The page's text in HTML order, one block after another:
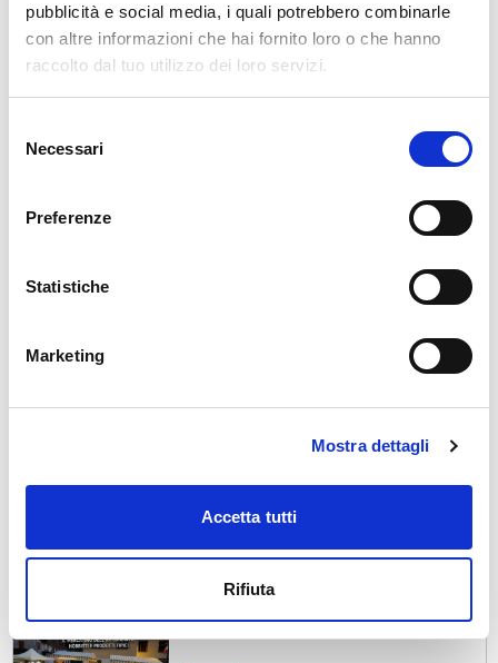
pubblicità e social media, i quali potrebbero combinarle
con altre informazioni che hai fornito loro o che hanno
raccolto dal tuo utilizzo dei loro servizi.
delNecessari
Preferenze
Statistiche
Marketing
Mostra dettagli
Accetta tutti
Rifiuta
Sondrio
Sondrio Estate
gio, 13/08/2026